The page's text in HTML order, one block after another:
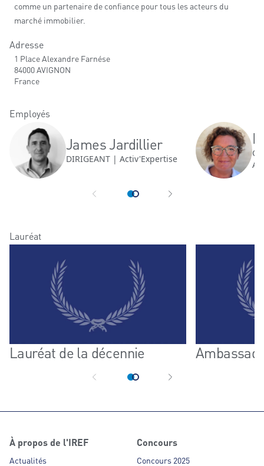
comme un partenaire de confiance pour tous les acteurs du
marché immobilier.
Adresse
1 Place Alexandre Farnése
84000 AVIGNON
France
Employés
James Jardillier
DIRIGEANT | Activ'Expertise
Lauréat
Lauréat de la décennie
À propos de l'IREF
Actualités
Concours
Concours 2025